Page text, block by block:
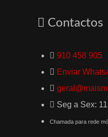
Contactos
910 458 905
Enviar
Seg a Sex:
Chamada para rede